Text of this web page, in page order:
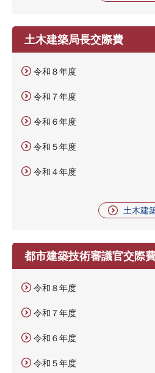
土木建築局長交際費
令和８年度
令和７年度
令和６年度
令和５年度
令和４年度
土木建
都市建築技術審議官交際
令和８年度
令和７年度
令和６年度
令和５年度